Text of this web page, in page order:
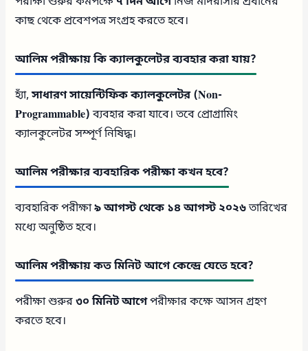
কাছ থেকে প্রবেশপত্র সংগ্রহ করতে হবে।
আলিম পরীক্ষায় কি ক্যালকুলেটর ব্যবহার করা যায়?
হ্যাঁ,সাধারণ সায়েন্টিফিক ক্যালকুলেটর (Non-
Programmable)ব্যবহার করা যাবে। তবে প্রোগ্রামিং
ক্যালকুলেটর সম্পূর্ণ নিষিদ্ধ।
আলিম পরীক্ষার ব্যবহারিক পরীক্ষা কখন হবে?
ব্যবহারিক পরীক্ষা৯ আগস্ট থেকে ১৪ আগস্ট ২০২৬তারিখের
মধ্যে অনুষ্ঠিত হবে।
আলিম পরীক্ষায় কত মিনিট আগে কেন্দ্রে যেতে হবে?
পরীক্ষা শুরুর৩০ মিনিট আগেপরীক্ষার কক্ষে আসন গ্রহণ
করতে হবে।